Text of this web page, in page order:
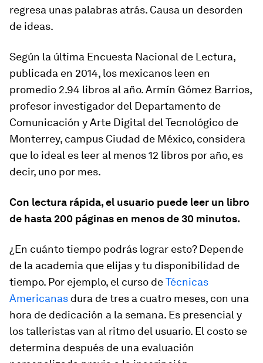
regresa unas palabras atrás. Causa un desorden
de ideas.
Según la última Encuesta Nacional de Lectura,
publicada en 2014, los mexicanos leen en
promedio 2.94 libros al año. Armín Gómez Barrios,
profesor investigador del Departamento de
Comunicación y Arte Digital del Tecnológico de
Monterrey, campus Ciudad de México, considera
que lo ideal es leer al menos 12 libros por año, es
decir, uno por mes.
Con lectura rápida, el usuario puede leer un libro
de hasta 200 páginas en menos de 30 minutos.
¿En cuánto tiempo podrás lograr esto? Depende
de la academia que elijas y tu disponibilidad de
tiempo. Por ejemplo, el curso deTécnicas
Americanas dura de tres a cuatro meses, con una
hora de dedicación a la semana. Es presencial y
los talleristas van al ritmo del usuario. El costo se
determina después de una evaluación